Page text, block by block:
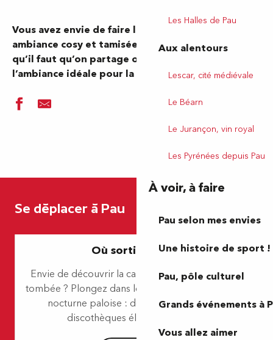
Les Halles de Pau
Aux alentours
Lescar, cité médiévale
Le Béarn
Le Jurançon, vin royal
Les Pyrénées depuis Pau
À voir, à faire
Pau selon mes envies
Une histoire de sport !
Pau, pôle culturel
Grands événements à
Vous allez aimer
Vous avez envie de faire la fête, de trouver une
ambiance cosy et tamisée… Alors il y a endroits
qu’il faut qu’on partage où vous trouverez
l’ambiance idéale pour la soirée de vos rêves !
Les Sardines
Maison Paon
Durango Café
Forge moderne - le barn's
Chez Zezette
Oscar et Owen
Se déplacer à Pau
Où sortir à Pau ?
Envie de découvrir la capitale béarnaise à la nuit
tombée ? Plongez dans les lieux qui animent la vie
nocturne paloise : des bars dansants aux
discothèques électrisantes, en...